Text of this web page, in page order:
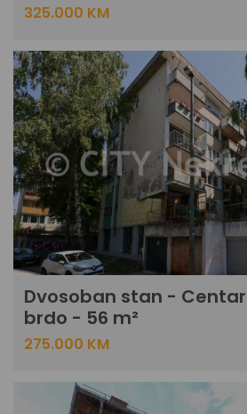
325.000 KM
Dvosoban stan -
brdo - 56 m²
275.000 KM